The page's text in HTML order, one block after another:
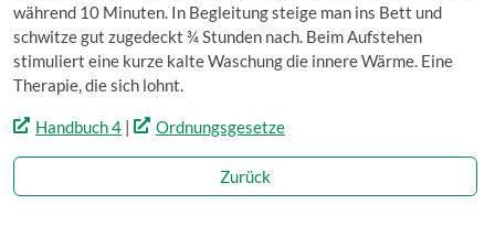
während 10 Minuten. In Begleitung steige man ins Bett und
schwitze gut zugedeckt ¾ Stunden nach. Beim Aufstehen
stimuliert eine kurze kalte Waschung die innere Wärme. Eine
Therapie, die sich lohnt.
Handbuch 4| Ordnungsgesetze
Zurück